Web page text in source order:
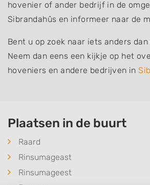
hovenier of ander bedrijf in de
Sibrandahûs en informeer naar de
Bent u op zoek naar iets anders dan
Neem dan eens een kijkje op het
hoveniers en andere bedrijven in
Plaatsen in de buurt
Raard
Rinsumageast
Rinsumageest